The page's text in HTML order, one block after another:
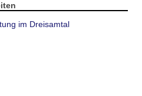
im Dreisamtal